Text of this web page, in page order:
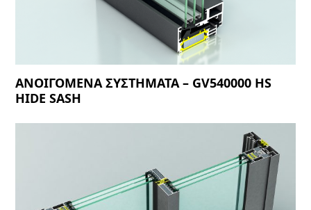
ΑΝΟΙΓΟΜΕΝΑ ΣΥΣΤΗΜΑΤΑ – GV540000 HS
HIDE SASH